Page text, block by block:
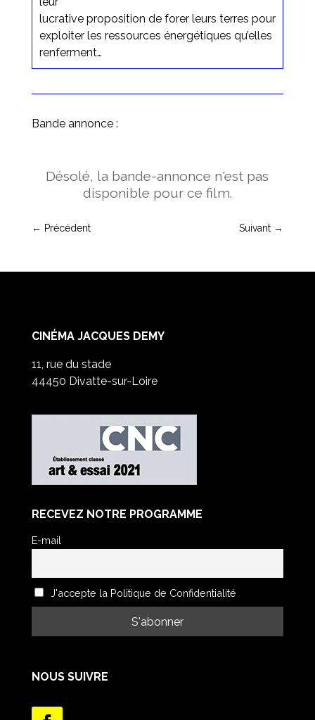
lucrative proposition de forer leurs terres pour
exploiter les ressources énergétiques qu’elles
renferment…
Bande annonce :
Désolé, la bande-annonce n'est pas
disponible pour ce film.
← Précédent Suivant →
CINÉMA JACQUES DEMY
11, rue du stade
44450 Divatte-sur-Loire
RECEVEZ NOTRE PROGRAMME
E-mail
J'accepte la Politique de Confidentialité
NOUS SUIVRE